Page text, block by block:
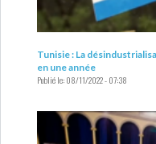
Tunisie : La
en une année
Publié le:08/11/2022 - 07:38